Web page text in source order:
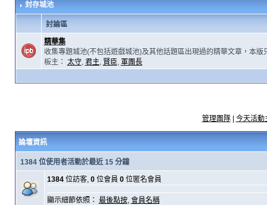
封存城池
討論區
精華集
收集專題城池(不包括遊戲城池)及其他話題區出現過的精華文章，本版
板主： 太守, 君主, 賢臣, 軍團長
管理團隊| 今天活動
論壇資訊
1384 位使用者活動於最近 15 分鐘
1384位訪客, 0位會員 0位匿名會員
顯示細節依照： 最後點按, 會員名稱